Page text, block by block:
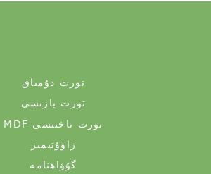
تورت دۇمباق
تورت بازىسى
MDF تورت تاختىسى
زاۋۇتىمىز
گۇۋاھنامە